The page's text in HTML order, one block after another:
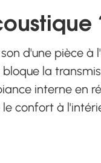
d'une pièce à
la
interne en
confort à